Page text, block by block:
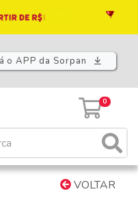
o APP da Sorpan
0
VOLTAR